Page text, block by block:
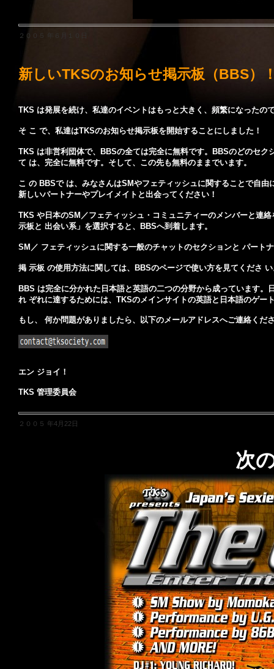
２００５ 年６月１０日
新しいTKSのお知らせ掲示板（BBS）
TKS は発展を続け、私達のイベントはもっと大きく、頻繁になったの
そ こ で、私達はTKSのお知らせ掲示板を開始することにしました！
TKS は非営利団体で、BBSの全ては完全に無料です。BBSのどのセ
て は、完全に無料です。そして、この先も無料のままでいます。
こ の BBSで は、みなさんはSMやフェティッシュに関することで自
新しいパートナーやプレイメイトと出会ってください！
TKS や日本のSM／フェティッシュ・コミュニティーのメンバーと連
示板と 出会い系」を選択すると、BBSへ到着します。
SM／ フェティッシュに関する一般のチャットのセクションと パート
掲 示板 の使用方法に関しては、BBSのページで使い方を見てくださ
BBS は完全に分かれた日本語と英語の二つの分野から成っています
れ ぞれに達するためには、TKSのメインサイトの英語と日本語のゲ
もし、 何か問題がありましたら、以下のメールアドレスへご連絡くだ
エン ジョイ！
TKS 管理委員会
２００５ 年4月22日
次